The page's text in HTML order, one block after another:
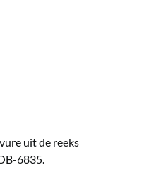
uit de reeks
6835.